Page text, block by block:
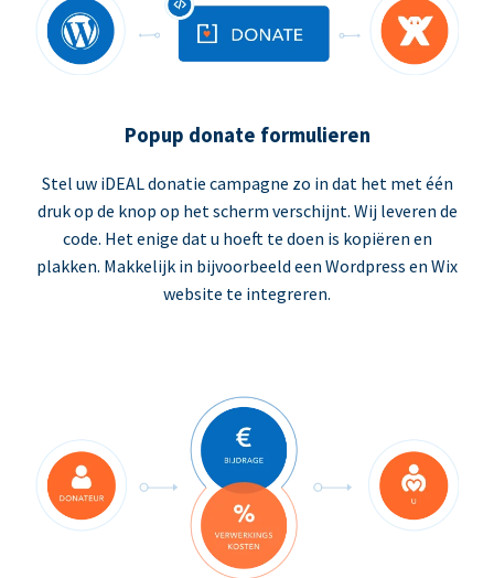
Popup donate formulieren
Stel uw iDEAL donatie campagne zo in dat het met één
druk op de knop op het scherm verschijnt. Wij leveren de
code. Het enige dat u hoeft te doen is kopiëren en
plakken. Makkelijk in bijvoorbeeld een Wordpress en Wix
website te integreren.